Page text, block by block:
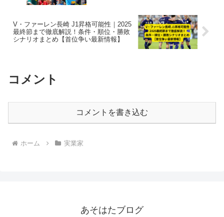
V・ファーレン長崎 J1昇格可能性｜2025
最終節まで徹底解説！条件・順位・勝敗
シナリオまとめ【首位争い最新情報】
コメント
コメントを書き込む
ホーム 実業家
あそはたブログ